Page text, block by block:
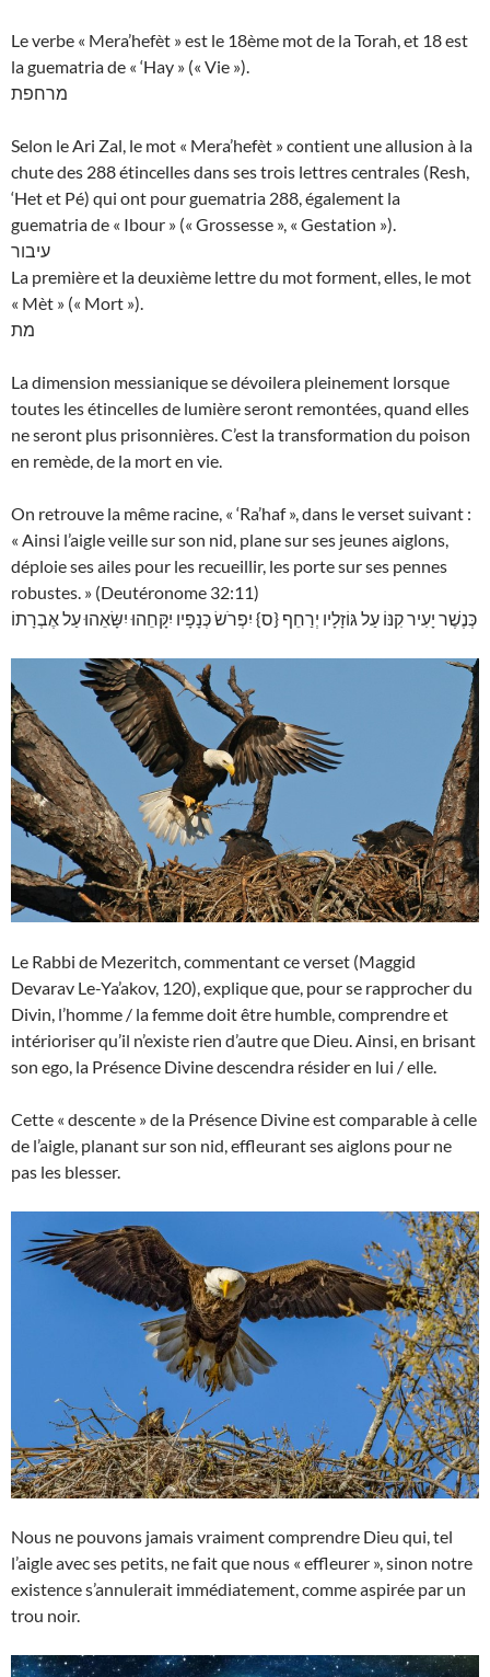
Le verbe « Mera’hefèt » est le 18ème mot de la Torah, et 18 est
la guematria de « ‘Hay » (« Vie »).
מרחפת
Selon le Ari Zal, le mot « Mera’hefèt » contient une allusion à la
chute des 288 étincelles dans ses trois lettres centrales (Resh,
‘Het et Pé) qui ont pour guematria 288, également la
guematria de « Ibour » (« Grossesse », « Gestation »).
עיבור
La première et la deuxième lettre du mot forment, elles, le mot
« Mèt » (« Mort »).
מת
La dimension messianique se dévoilera pleinement lorsque
toutes les étincelles de lumière seront remontées, quand elles
ne seront plus prisonnières. C’est la transformation du poison
en remède, de la mort en vie.
On retrouve la même racine, « ‘Ra’haf », dans le verset suivant :
« Ainsi l’aigle veille sur son nid, plane sur ses jeunes aiglons,
déploie ses ailes pour les recueillir, les porte sur ses pennes
robustes. » (Deutéronome 32:11)
כְּנֶשֶׁר יָעִיר קִנּוֹ עַל גּוֹזָלָיו יְרַחֵף {ס} יִפְרֹשׂ כְּנָפָיו יִקָּחֵהוּ יִשָּׂאֵהוּ עַל אֶבְרָתוֹ
Le Rabbi de Mezeritch, commentant ce verset (Maggid
Devarav Le-Ya’akov, 120), explique que, pour se rapprocher du
Divin, l’homme / la femme doit être humble, comprendre et
intérioriser qu’il n’existe rien d’autre que Dieu. Ainsi, en brisant
son ego, la Présence Divine descendra résider en lui / elle.
Cette « descente » de la Présence Divine est comparable à celle
de l’aigle, planant sur son nid, effleurant ses aiglons pour ne
pas les blesser.
Nous ne pouvons jamais vraiment comprendre Dieu qui, tel
l’aigle avec ses petits, ne fait que nous « effleurer », sinon notre
existence s’annulerait immédiatement, comme aspirée par un
trou noir.